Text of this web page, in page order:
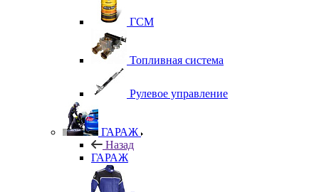
ГСМ
Топливная система
Рулевое управление
ГАРАЖ
Назад
ГАРАЖ